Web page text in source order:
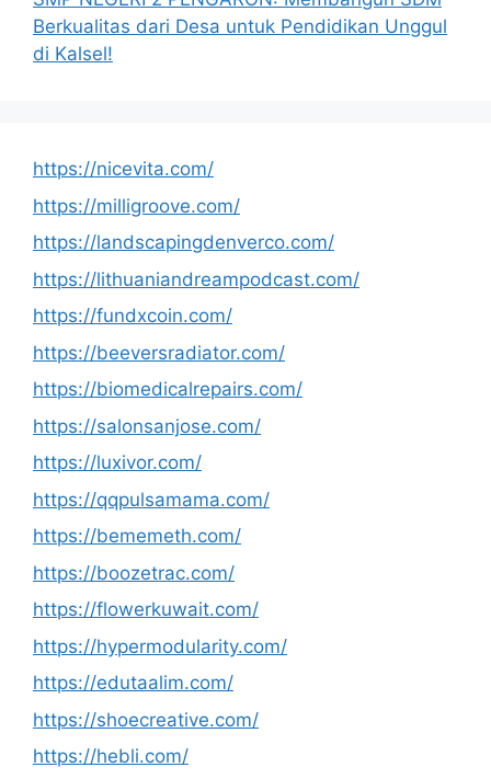
Berkualitas dari Desa untuk Pendidikan Unggul
di Kalsel!
https://nicevita.com/
https://milligroove.com/
https://landscapingdenverco.com/
https://lithuaniandreampodcast.com/
https://fundxcoin.com/
https://beeversradiator.com/
https://biomedicalrepairs.com/
https://salonsanjose.com/
https://luxivor.com/
https://qqpulsamama.com/
https://bememeth.com/
https://boozetrac.com/
https://flowerkuwait.com/
https://hypermodularity.com/
https://edutaalim.com/
https://shoecreative.com/
https://hebli.com/